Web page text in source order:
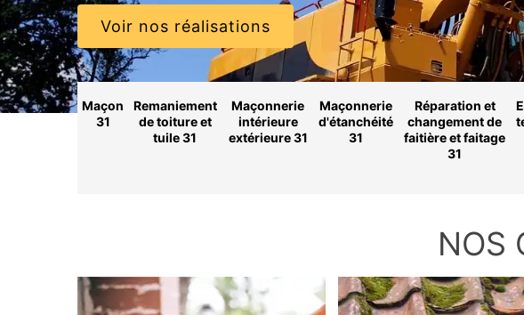
Voir nos réalisations
Maçon
31
Remaniement
de toiture et
tuile 31
Maçonnerie
intérieure
extérieure 31
Maçonnerie
d'étanchéité
31
Réparation et
changement de
faitière et faitage
31
NOS